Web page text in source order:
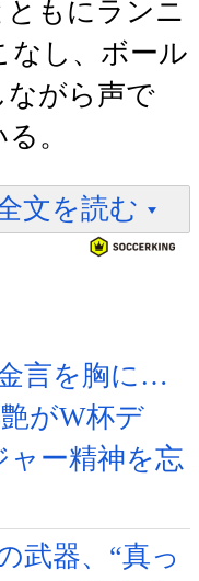
もにランニ
なし、ボール
ながら声で
。
文を読む
言を胸に…
がW杯デ
ャー精神を忘
武器、“真っ